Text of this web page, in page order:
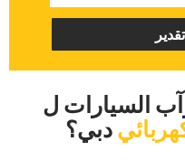
السيارات ل‏
‏دبي؟‏